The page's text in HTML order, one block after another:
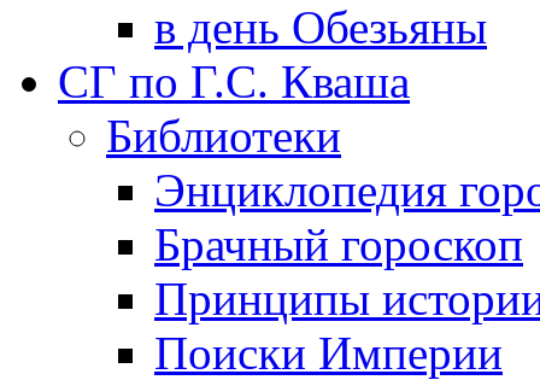
в день Обезьяны
СГ по Г.С. Кваша
Библиотеки
Энциклопедия
Брачный гороскоп
Принципы
Поиски Империи